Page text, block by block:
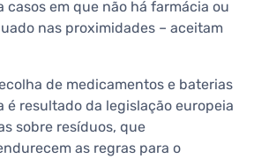
casos em que não há farmácia ou
nas proximidades – aceitam
de medicamentos e baterias
é resultado da legislação europeia
sobre resíduos, que
as regras para o